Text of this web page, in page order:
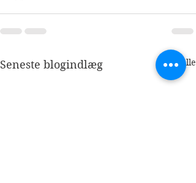
Seneste blogindlæg Se alle